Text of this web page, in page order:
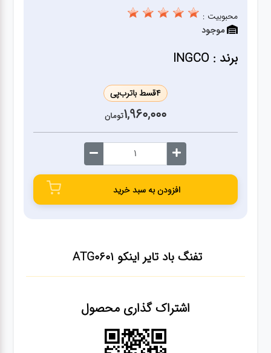
شارژی
ژنراتور
ابزار
ابزار
مکانیکی
تفنگ باد تایر اینکو ATG0601
اشتراک گذاری محصول
محبوبیت :
موجود
برند : INGCO
4قسط باترب‌پی
1,960,000تومان
افزودن به سبد خرید